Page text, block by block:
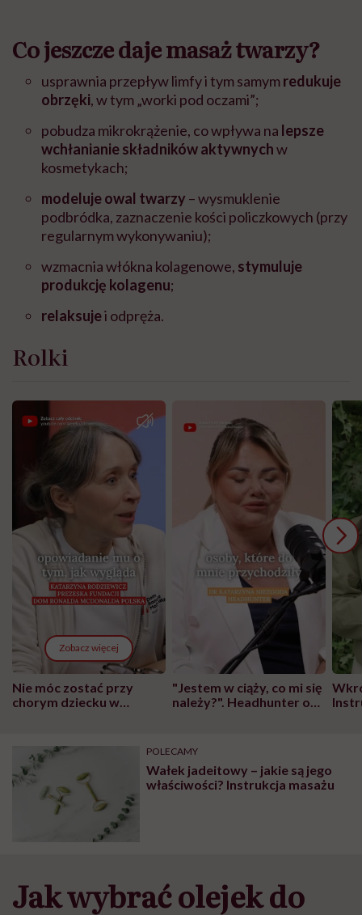
Co jeszcze daje masaż twarzy?
usprawnia przepływ limfy i tym samymredukuje
obrzęki, w tym „worki pod oczami”;
pobudza mikrokrążenie, co wpływa na lepsze
wchłanianie składników aktywnychw
kosmetykach;
modeluje owal twarzy – wysmuklenie
podbródka, zaznaczenie kości policzkowych (przy
regularnym wykonywaniu);
wzmacnia włókna kolagenowe, stymuluje
produkcję kolagenu;
relaksujei odpręża.
Rolki
Zobacz więcej
Nie móc zostać przy
chorym dziecku w
może chyba tylko
głupota i brak
wyobraźni"
"Jestem w ciąży, co mi się
należy?". Headhunter o
pracy
POLECAMY
Wałek jadeitowy – jakie są jego
właściwości? Instrukcja masażu
Jak wybrać olejek do